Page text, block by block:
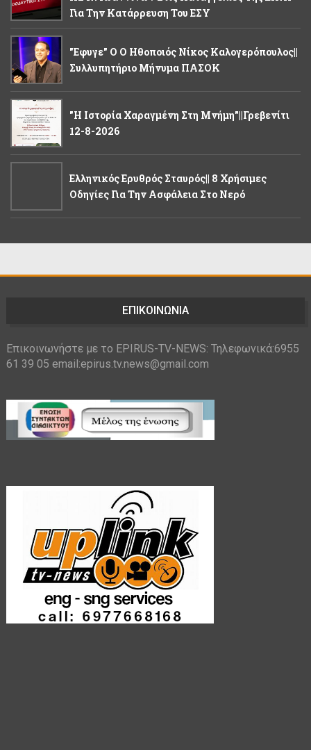
Για Την Κατάρρευση Του ΕΣΥ
"Εφυγε" Ο Ο Ηθοποιός Νίκος Καλογερόπουλος||
Συλλυπητήριο Μήνυμα ΠΑΣΟΚ
"Η Ιστορία Χαραγμένη Στη Μνήμη"||Γρεβενίτι
12-8-2026
Ελληνικός Ερυθρός Σταυρός|| 8 Χρήσιμες
Οδηγίες Για Την Ασφάλεια Στο Νερό
ΕΠΙΚΟΙΝΩΝΙΑ
Επικοινωνήστε με το EPIRUS-TV-NEWS: Τηλεφωνικά:6955
61 39 05 email:epirus.tv.news@gmail.com